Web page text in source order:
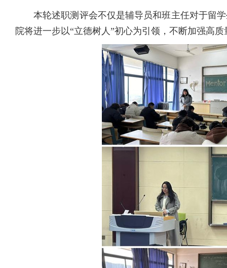
本轮述职测评会不仅是辅导员和班主任对于留
院将进一步以“立德树人”初心为引领，不断加强高